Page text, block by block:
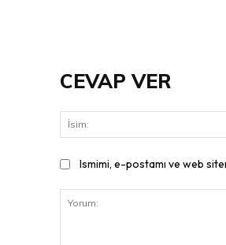
CEVAP VER
Ismimi, e-postamı ve web